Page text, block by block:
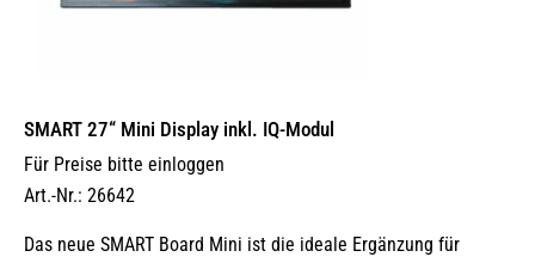
SMART 27“ Mini Display inkl. IQ-Modul
Für Preise bitte einloggen
Art.-Nr.: 26642
Das neue SMART Board Mini ist die ideale Ergänzung für